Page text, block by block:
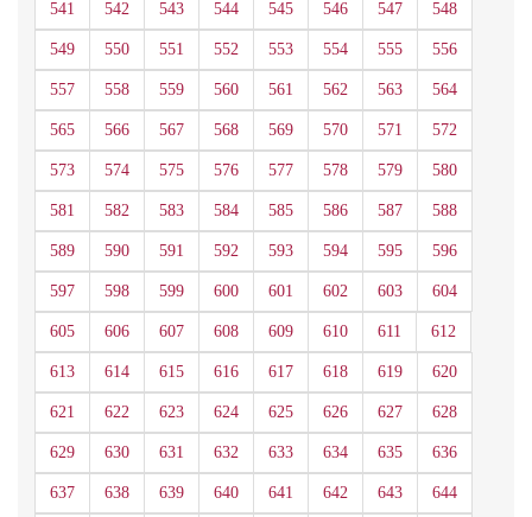
541 542 543 544 545 546 547 548
549 550 551 552 553 554 555 556
557 558 559 560 561 562 563 564
565 566 567 568 569 570 571 572
573 574 575 576 577 578 579 580
581 582 583 584 585 586 587 588
589 590 591 592 593 594 595 596
597 598 599 600 601 602 603 604
605 606 607 608 609 610 611 612
613 614 615 616 617 618 619 620
621 622 623 624 625 626 627 628
629 630 631 632 633 634 635 636
637 638 639 640 641 642 643 644